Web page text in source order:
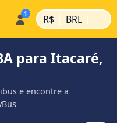
R$ | BRL |
para Itacaré,
e encontre a